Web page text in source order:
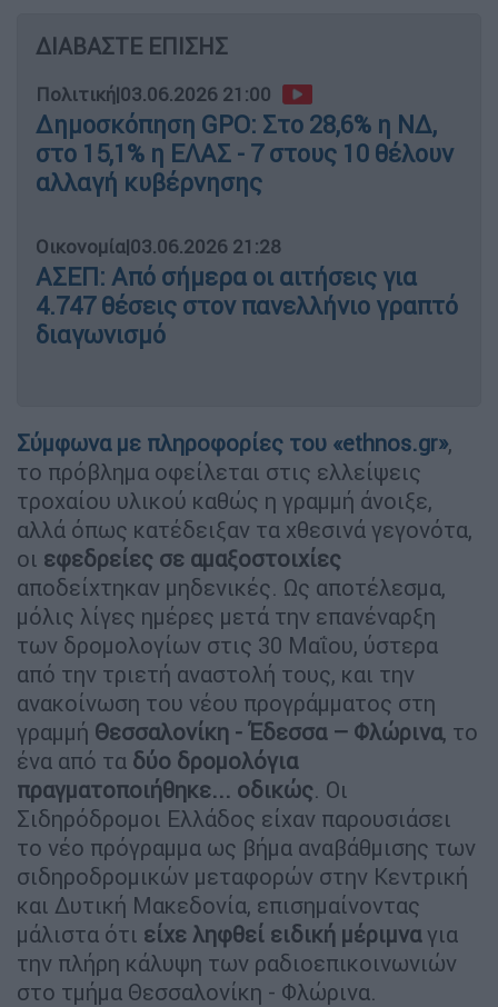
ΔΙΑΒΑΣΤΕ ΕΠΙΣΗΣ
Πολιτική|03.06.2026 21:00
Δημοσκόπηση GPO: Στο 28,6% η ΝΔ,
στο 15,1% η ΕΛΑΣ - 7 στους 10 θέλουν
αλλαγή κυβέρνησης
Οικονομία|03.06.2026 21:28
ΑΣΕΠ: Από σήμερα οι αιτήσεις για
4.747 θέσεις στον πανελλήνιο γραπτό
διαγωνισμό
Σύμφωνα με πληροφορίες του «ethnos.gr»,
το πρόβλημα οφείλεται στις ελλείψεις
τροχαίου υλικού καθώς η γραμμή άνοιξε,
αλλά όπως κατέδειξαν τα χθεσινά γεγονότα,
οι εφεδρείες σε αμαξοστοιχίες
αποδείχτηκαν μηδενικές. Ως αποτέλεσμα,
μόλις λίγες ημέρες μετά την επανέναρξη
των δρομολογίων στις 30 Μαΐου, ύστερα
από την τριετή αναστολή τους, και την
ανακοίνωση του νέου προγράμματος στη
γραμμή Θεσσαλονίκη - Έδεσσα – Φλώρινα, το
ένα από τα δύο δρομολόγια
πραγματοποιήθηκε... οδικώς. Οι
Σιδηρόδρομοι Ελλάδος είχαν παρουσιάσει
το νέο πρόγραμμα ως βήμα αναβάθμισης των
σιδηροδρομικών μεταφορών στην Κεντρική
και Δυτική Μακεδονία, επισημαίνοντας
μάλιστα ότι είχε ληφθεί ειδική μέριμναγια
την πλήρη κάλυψη των ραδιοεπικοινωνιών
στο τμήμα Θεσσαλονίκη - Φλώρινα.